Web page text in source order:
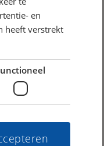
en
heeft verstrekt